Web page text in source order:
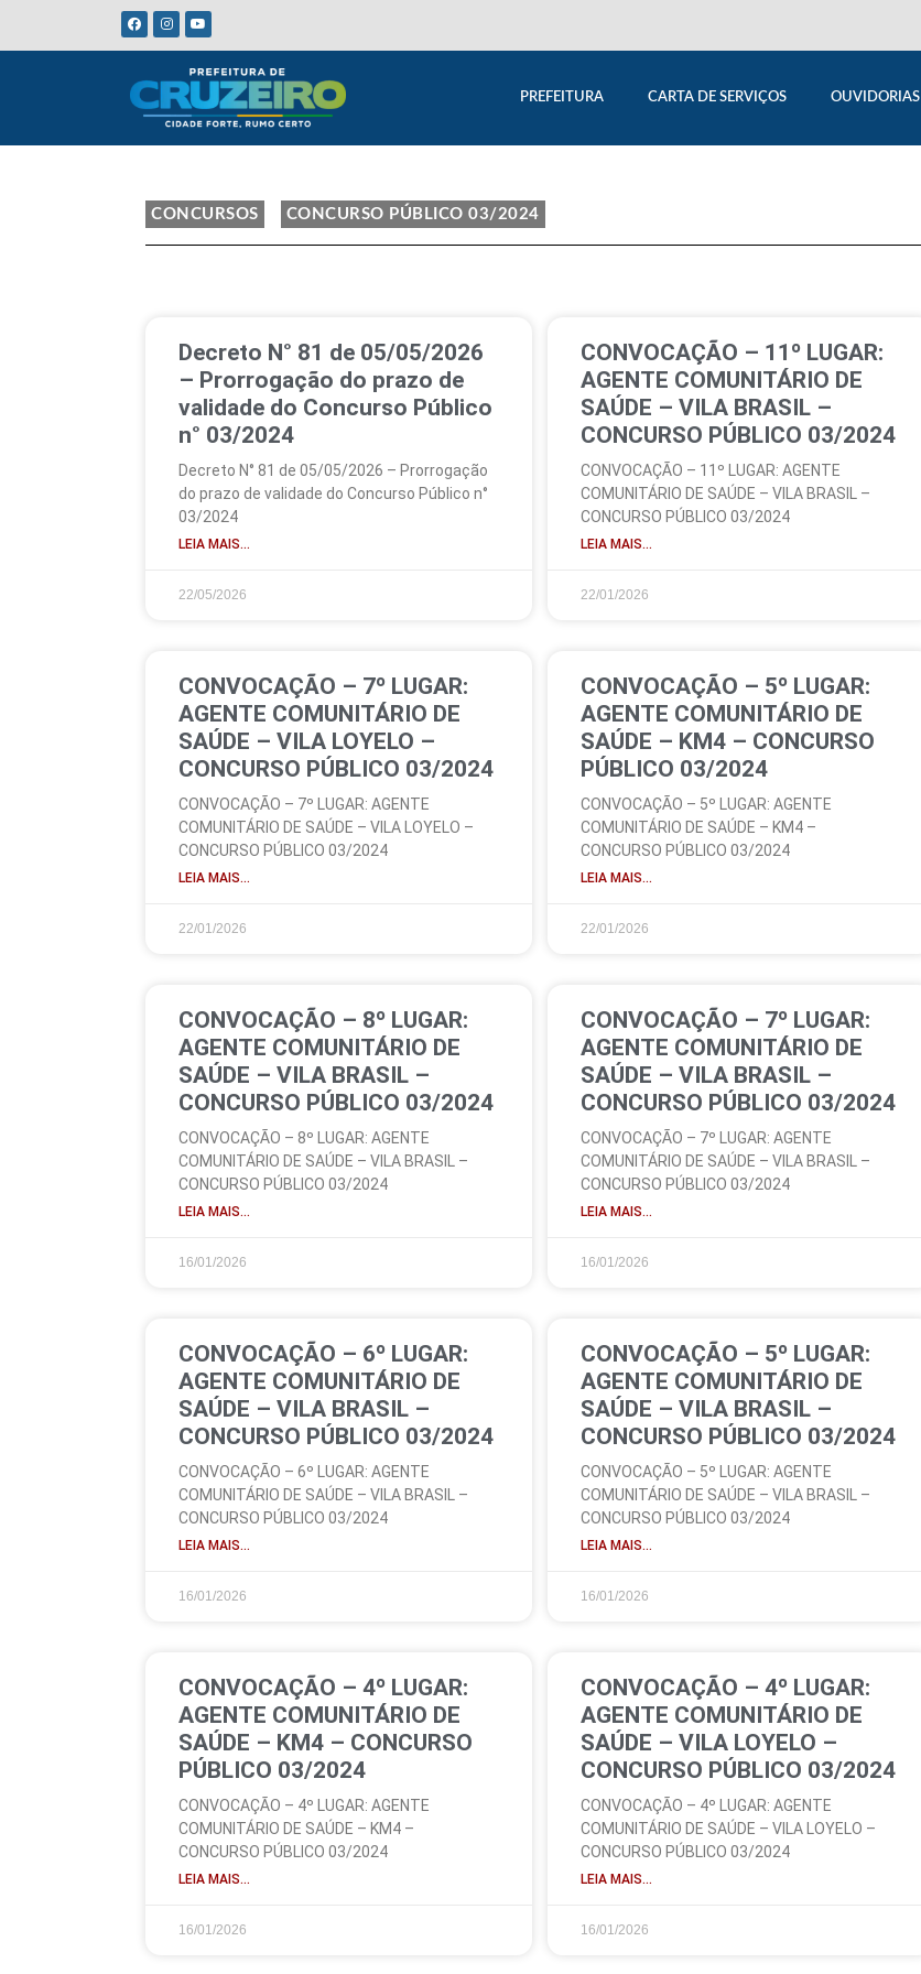
PREFEITURA CARTA DE SERVIÇOS OUVIDORIAS
CONCURSOS CONCURSO PÚBLICO 03/2024
Decreto N° 81 de 05/05/2026
– Prorrogação do prazo de
validade do Concurso Público
n° 03/2024
Decreto N° 81 de 05/05/2026 – Prorrogação
do prazo de validade do Concurso Público n°
03/2024
LEIA MAIS...
22/05/2026
CONVOCAÇÃO – 11º LUGAR:
AGENTE COMUNITÁRIO DE
SAÚDE – VILA BRASIL –
CONCURSO PÚBLICO 03/2024
CONVOCAÇÃO – 11º LUGAR: AGENTE
COMUNITÁRIO DE SAÚDE – VILA BRASIL –
CONCURSO PÚBLICO 03/2024
LEIA MAIS...
22/01/2026
CONVOCAÇÃO – 7º LUGAR:
AGENTE COMUNITÁRIO DE
SAÚDE – VILA LOYELO –
CONCURSO PÚBLICO 03/2024
CONVOCAÇÃO – 7º LUGAR: AGENTE
COMUNITÁRIO DE SAÚDE – VILA LOYELO –
CONCURSO PÚBLICO 03/2024
LEIA MAIS...
22/01/2026
CONVOCAÇÃO – 5º LUGAR:
AGENTE COMUNITÁRIO DE
SAÚDE – KM4 – CONCURSO
PÚBLICO 03/2024
CONVOCAÇÃO – 5º LUGAR: AGENTE
COMUNITÁRIO DE SAÚDE – KM4 –
CONCURSO PÚBLICO 03/2024
LEIA MAIS...
22/01/2026
CONVOCAÇÃO – 8º LUGAR:
AGENTE COMUNITÁRIO DE
SAÚDE – VILA BRASIL –
CONCURSO PÚBLICO 03/2024
CONVOCAÇÃO – 8º LUGAR: AGENTE
COMUNITÁRIO DE SAÚDE – VILA BRASIL –
CONCURSO PÚBLICO 03/2024
LEIA MAIS...
16/01/2026
CONVOCAÇÃO – 7º LUGAR:
AGENTE COMUNITÁRIO DE
SAÚDE – VILA BRASIL –
CONCURSO PÚBLICO 03/2024
CONVOCAÇÃO – 7º LUGAR: AGENTE
COMUNITÁRIO DE SAÚDE – VILA BRASIL –
CONCURSO PÚBLICO 03/2024
LEIA MAIS...
16/01/2026
CONVOCAÇÃO – 6º LUGAR:
AGENTE COMUNITÁRIO DE
SAÚDE – VILA BRASIL –
CONCURSO PÚBLICO 03/2024
CONVOCAÇÃO – 6º LUGAR: AGENTE
COMUNITÁRIO DE SAÚDE – VILA BRASIL –
CONCURSO PÚBLICO 03/2024
LEIA MAIS...
16/01/2026
CONVOCAÇÃO – 5º LUGAR:
AGENTE COMUNITÁRIO DE
SAÚDE – VILA BRASIL –
CONCURSO PÚBLICO 03/2024
CONVOCAÇÃO – 5º LUGAR: AGENTE
COMUNITÁRIO DE SAÚDE – VILA BRASIL –
CONCURSO PÚBLICO 03/2024
LEIA MAIS...
16/01/2026
CONVOCAÇÃO – 4º LUGAR:
AGENTE COMUNITÁRIO DE
SAÚDE – KM4 – CONCURSO
PÚBLICO 03/2024
CONVOCAÇÃO – 4º LUGAR: AGENTE
COMUNITÁRIO DE SAÚDE – KM4 –
CONCURSO PÚBLICO 03/2024
LEIA MAIS...
16/01/2026
CONVOCAÇÃO – 4º LUGAR:
AGENTE COMUNITÁRIO DE
SAÚDE – VILA LOYELO –
CONCURSO PÚBLICO 03/2024
CONVOCAÇÃO – 4º LUGAR: AGENTE
COMUNITÁRIO DE SAÚDE – VILA LOYELO –
CONCURSO PÚBLICO 03/2024
LEIA MAIS...
16/01/2026